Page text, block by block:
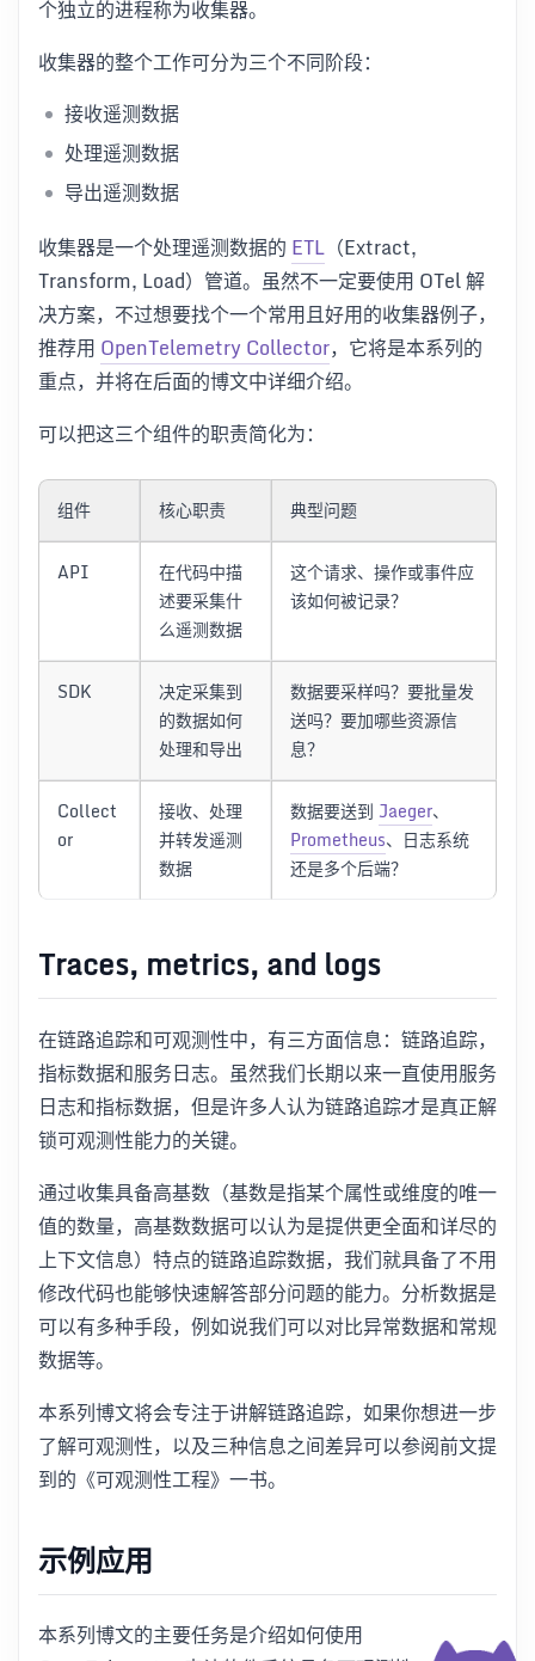
个独立的进程称为收集器。
收集器的整个工作可分为三个不同阶段：
接收遥测数据
处理遥测数据
导出遥测数据
收集器是一个处理遥测数据的 ETL （Extract,
Transform, Load）管道。虽然不一定要使用 OTel 解
决方案，不过想要找个一个常用且好用的收集器例子，
推荐用 OpenTelemetry Collector，它将是本系列的
重点，并将在后面的博文中详细介绍。
可以把这三个组件的职责简化为：
组件 核心职责 典型问题
API
在代码中描
述要采集什
么遥测数据
这个请求、操作或事件应
该如何被记录？
SDK
决定采集到
的数据如何
处理和导出
数据要采样吗？要批量发
送吗？要加哪些资源信
息？
Collect
or
接收、处理
并转发遥测
数据
数据要送到 Jaeger、
Prometheus、日志系统
还是多个后端？
Traces, metrics, and logs
在链路追踪和可观测性中，有三方面信息：链路追踪，
指标数据和服务日志。虽然我们长期以来一直使用服务
日志和指标数据，但是许多人认为链路追踪才是真正解
锁可观测性能力的关键。
通过收集具备高基数（基数是指某个属性或维度的唯一
值的数量，高基数数据可以认为是提供更全面和详尽的
上下文信息）特点的链路追踪数据，我们就具备了不用
修改代码也能够快速解答部分问题的能力。分析数据是
可以有多种手段，例如说我们可以对比异常数据和常规
数据等。
本系列博文将会专注于讲解链路追踪，如果你想进一步
了解可观测性，以及三种信息之间差异可以参阅前文提
到的《可观测性工程》一书。
示例应用
本系列博文的主要任务是介绍如何使用